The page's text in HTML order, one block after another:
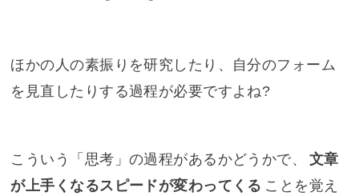
ほかの人の素振りを研究したり、自分のフォーム
を見直したりする過程が必要ですよね?
こういう「思考」の過程があるかどうかで、
文章
が上手くなるスピードが変わってくる ことを覚え